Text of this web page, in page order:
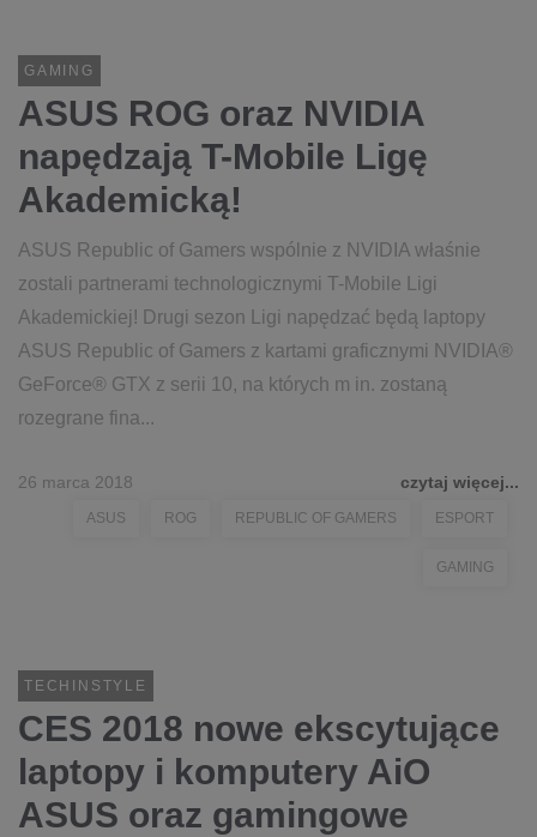
GAMING
ASUS ROG oraz NVIDIA
napędzają T-Mobile Ligę
Akademicką!
ASUS Republic of Gamers wspólnie z NVIDIA właśnie
zostali partnerami technologicznymi T-Mobile Ligi
Akademickiej! Drugi sezon Ligi napędzać będą laptopy
ASUS Republic of Gamers z kartami graficznymi NVIDIA®
GeForce® GTX z serii 10, na których m in. zostaną
rozegrane fina...
26 marca 2018 czytaj więcej...
ASUS ROG REPUBLIC OF GAMERS ESPORT
GAMING
TECHINSTYLE
CES 2018 nowe ekscytujące
laptopy i komputery AiO
ASUS oraz gamingowe